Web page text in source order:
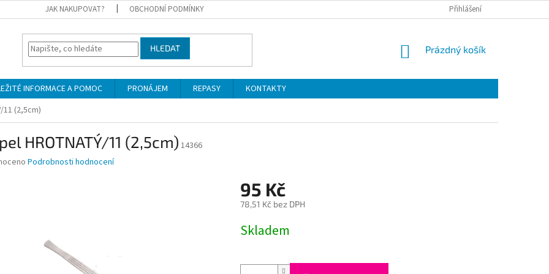
JAK NAKUPOVAT? OBCHODNÍ PODMÍNKY Přihlášení
HLEDAT
NÁKUPNÍ
Prázdný košík
INFORMACE A POMOC PRONÁJEM REPASY
KONTAKTY
11 (2,5cm)
HROTNATÝ/11 (2,5cm) 14366
Podrobnosti hodnocení
95 Kč
78,51 Kč bez DPH
cena:
Skladem